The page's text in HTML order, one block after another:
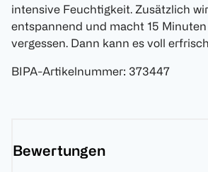
intensive Feuchtigkeit. Zusätzlich
entspannend und macht 15
vergessen. Dann kann es voll
BIPA-Artikelnummer: 373447
Bewertungen